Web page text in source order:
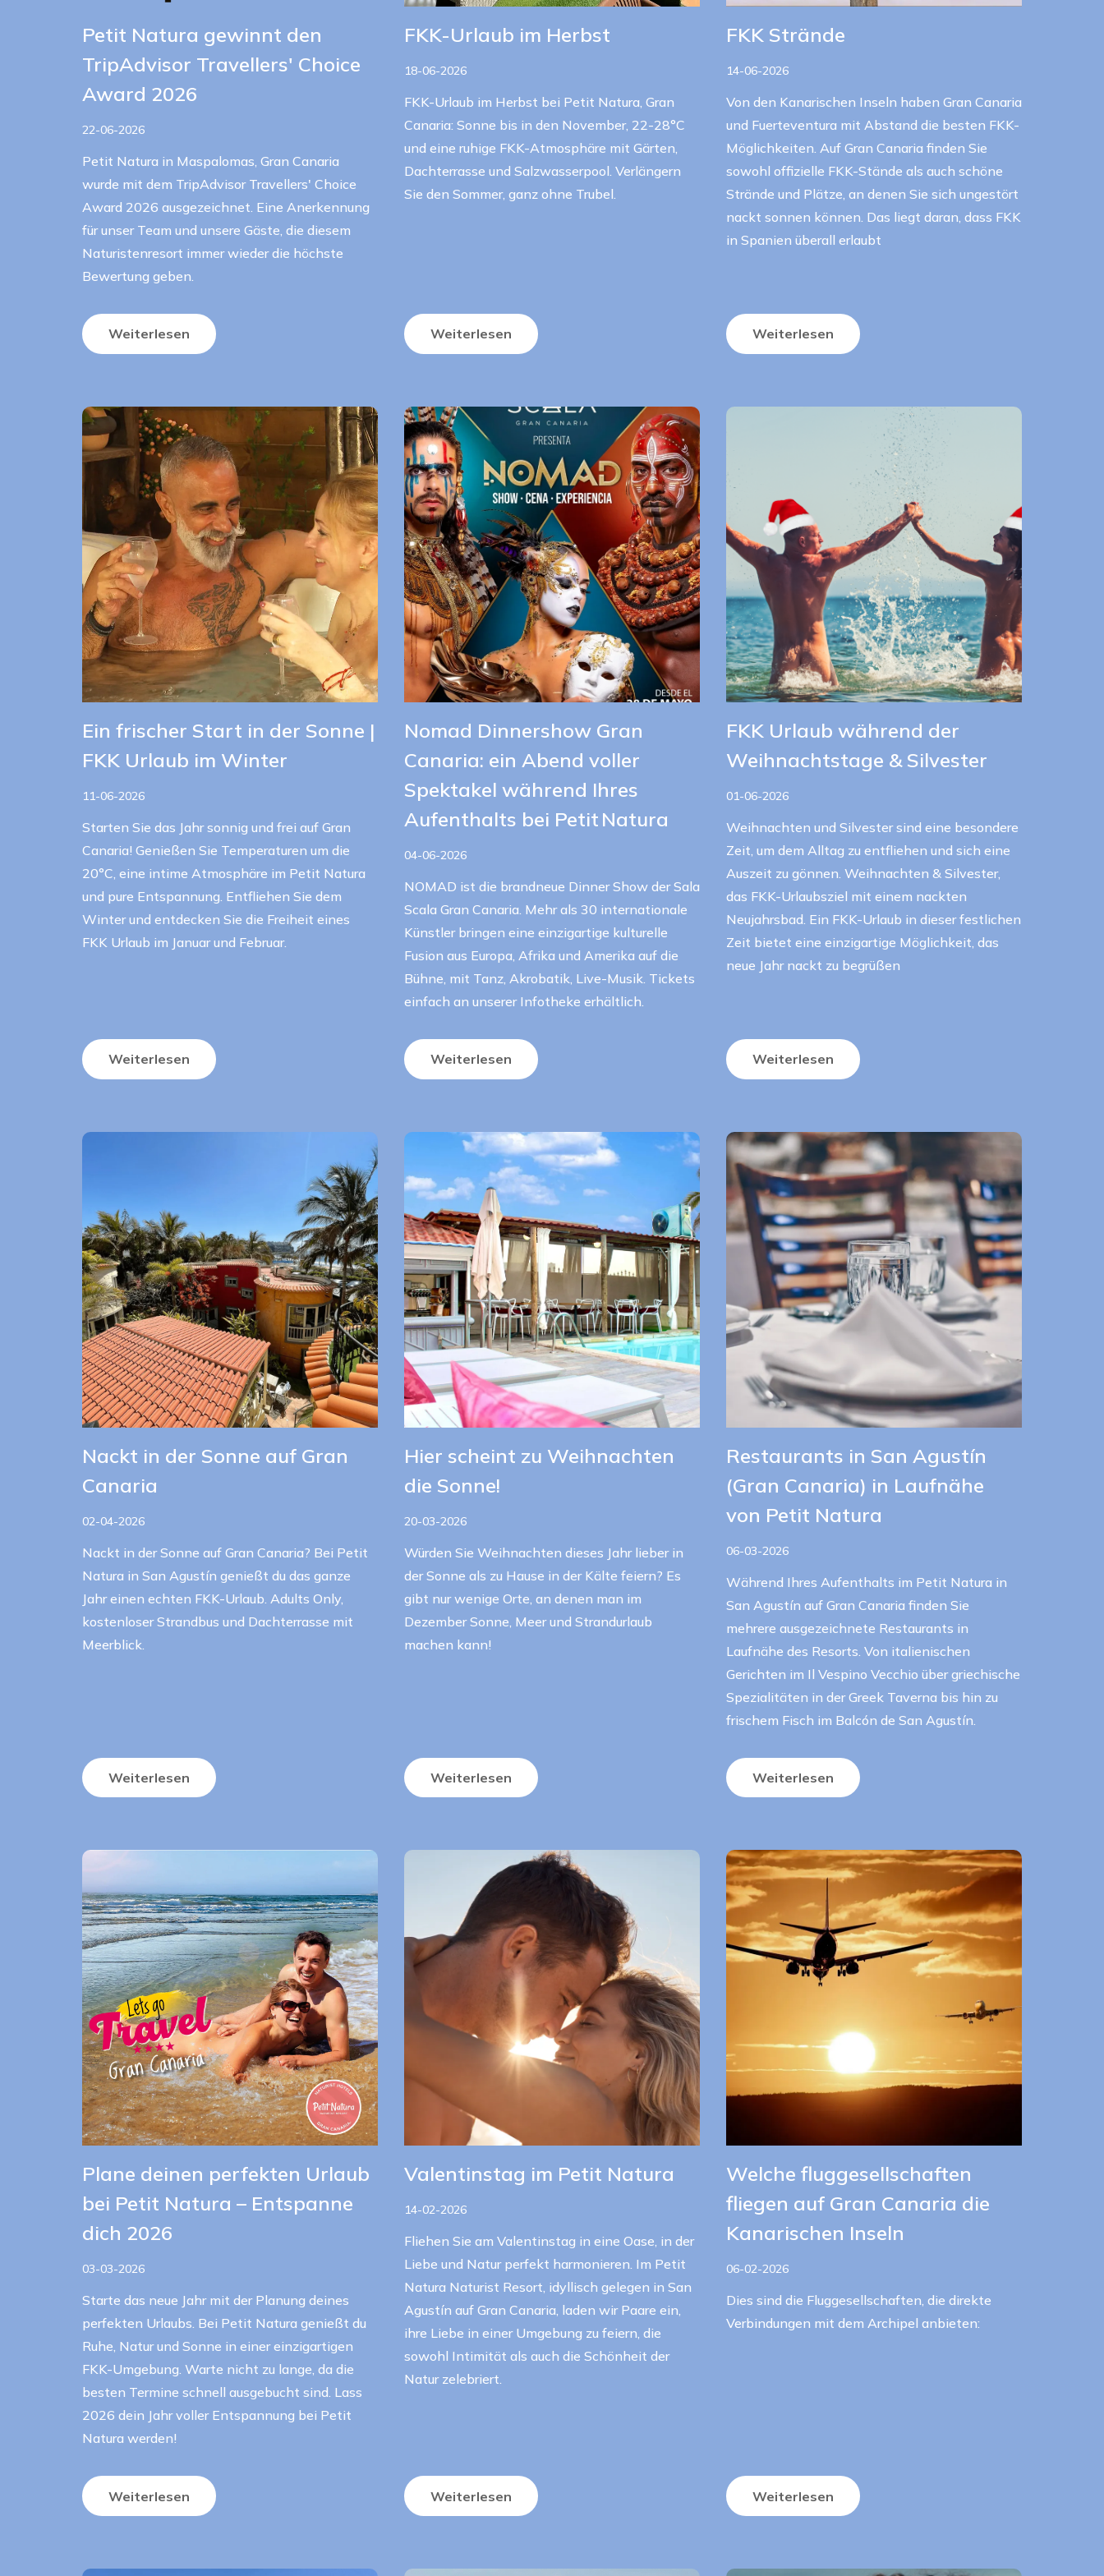
Petit Natura gewinnt den
TripAdvisor Travellers' Choice
Award 2026
22-06-2026
Petit Natura in Maspalomas, Gran Canaria
wurde mit dem TripAdvisor Travellers' Choice
Award 2026 ausgezeichnet. Eine Anerkennung
für unser Team und unsere Gäste, die diesem
Naturistenresort immer wieder die höchste
Bewertung geben.
Weiterlesen
FKK-Urlaub im Herbst
18-06-2026
FKK-Urlaub im Herbst bei Petit Natura, Gran
Canaria: Sonne bis in den November, 22-28°C
und eine ruhige FKK-Atmosphäre mit Gärten,
Dachterrasse und Salzwasserpool. Verlängern
Sie den Sommer, ganz ohne Trubel.
Weiterlesen
FKK Strände
14-06-2026
Von den Kanarischen Inseln haben Gran Canaria
und Fuerteventura mit Abstand die besten FKK-
Möglichkeiten. Auf Gran Canaria finden Sie
sowohl offizielle FKK-Stände als auch schöne
Strände und Plätze, an denen Sie sich ungestört
nackt sonnen können. Das liegt daran, dass FKK
in Spanien überall erlaubt
Weiterlesen
Ein frischer Start in der Sonne |
FKK Urlaub im Winter
11-06-2026
Starten Sie das Jahr sonnig und frei auf Gran
Canaria! Genießen Sie Temperaturen um die
20°C, eine intime Atmosphäre im Petit Natura
und pure Entspannung. Entfliehen Sie dem
Winter und entdecken Sie die Freiheit eines
FKK Urlaub im Januar und Februar.
Weiterlesen
Nomad Dinnershow Gran
Canaria: ein Abend voller
Spektakel während Ihres
Aufenthalts bei Petit Natura
04-06-2026
NOMAD ist die brandneue Dinner Show der Sala
Scala Gran Canaria. Mehr als 30 internationale
Künstler bringen eine einzigartige kulturelle
Fusion aus Europa, Afrika und Amerika auf die
Bühne, mit Tanz, Akrobatik, Live-Musik. Tickets
einfach an unserer Infotheke erhältlich.
Weiterlesen
FKK Urlaub während der
Weihnachtstage & Silvester
01-06-2026
Weihnachten und Silvester sind eine besondere
Zeit, um dem Alltag zu entfliehen und sich eine
Auszeit zu gönnen. Weihnachten & Silvester,
das FKK-Urlaubsziel mit einem nackten
Neujahrsbad. Ein FKK-Urlaub in dieser festlichen
Zeit bietet eine einzigartige Möglichkeit, das
neue Jahr nackt zu begrüßen
Weiterlesen
Nackt in der Sonne auf Gran
Canaria
02-04-2026
Nackt in der Sonne auf Gran Canaria? Bei Petit
Natura in San Agustín genießt du das ganze
Jahr einen echten FKK-Urlaub. Adults Only,
kostenloser Strandbus und Dachterrasse mit
Meerblick.
Weiterlesen
Hier scheint zu Weihnachten
die Sonne!
20-03-2026
Würden Sie Weihnachten dieses Jahr lieber in
der Sonne als zu Hause in der Kälte feiern? Es
gibt nur wenige Orte, an denen man im
Dezember Sonne, Meer und Strandurlaub
machen kann!
Weiterlesen
Restaurants in San Agustín
(Gran Canaria) in Laufnähe
von Petit Natura
06-03-2026
Während Ihres Aufenthalts im Petit Natura in
San Agustín auf Gran Canaria finden Sie
mehrere ausgezeichnete Restaurants in
Laufnähe des Resorts. Von italienischen
Gerichten im Il Vespino Vecchio über griechische
Spezialitäten in der Greek Taverna bis hin zu
frischem Fisch im Balcón de San Agustín.
Weiterlesen
Plane deinen perfekten Urlaub
bei Petit Natura – Entspanne
dich 2026
03-03-2026
Starte das neue Jahr mit der Planung deines
perfekten Urlaubs. Bei Petit Natura genießt du
Ruhe, Natur und Sonne in einer einzigartigen
FKK-Umgebung. Warte nicht zu lange, da die
besten Termine schnell ausgebucht sind. Lass
2026 dein Jahr voller Entspannung bei Petit
Natura werden!
Weiterlesen
Valentinstag im Petit Natura
14-02-2026
Fliehen Sie am Valentinstag in eine Oase, in der
Liebe und Natur perfekt harmonieren. Im Petit
Natura Naturist Resort, idyllisch gelegen in San
Agustín auf Gran Canaria, laden wir Paare ein,
ihre Liebe in einer Umgebung zu feiern, die
sowohl Intimität als auch die Schönheit der
Natur zelebriert.
Weiterlesen
Welche fluggesellschaften
fliegen auf Gran Canaria die
Kanarischen Inseln
06-02-2026
Dies sind die Fluggesellschaften, die direkte
Verbindungen mit dem Archipel anbieten:
Weiterlesen